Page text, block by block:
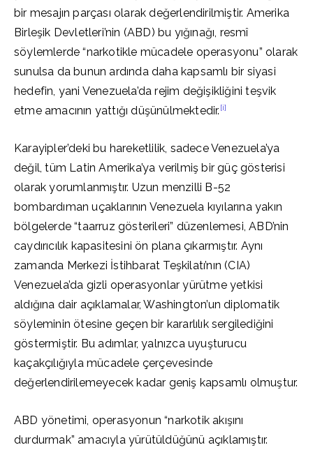
bir mesajın parçası olarak değerlendirilmiştir. Amerika
Birleşik Devletleri’nin (ABD) bu yığınağı, resmî
söylemlerde “narkotikle mücadele operasyonu” olarak
sunulsa da bunun ardında daha kapsamlı bir siyasi
hedefin, yani Venezuela’da rejim değişikliğini teşvik
etme amacının yattığı düşünülmektedir. [i]
Karayipler’deki bu hareketlilik, sadece Venezuela’ya
değil, tüm Latin Amerika’ya verilmiş bir güç gösterisi
olarak yorumlanmıştır. Uzun menzilli B-52
bombardıman uçaklarının Venezuela kıyılarına yakın
bölgelerde “taarruz gösterileri” düzenlemesi, ABD’nin
caydırıcılık kapasitesini ön plana çıkarmıştır. Aynı
zamanda Merkezi İstihbarat Teşkilatı’nın (CIA)
Venezuela’da gizli operasyonlar yürütme yetkisi
aldığına dair açıklamalar, Washington’un diplomatik
söyleminin ötesine geçen bir kararlılık sergilediğini
göstermiştir. Bu adımlar, yalnızca uyuşturucu
kaçakçılığıyla mücadele çerçevesinde
değerlendirilemeyecek kadar geniş kapsamlı olmuştur.
ABD yönetimi, operasyonun “narkotik akışını
durdurmak” amacıyla yürütüldüğünü açıklamıştır.